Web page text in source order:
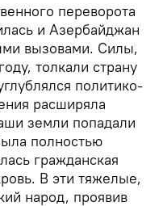
переворота
и Азербайджан
вызовами. Силы,
толкали страну
политико-
расширяла
земли попадали
полностью
гражданская
В эти тяжелые,
народ, проявив